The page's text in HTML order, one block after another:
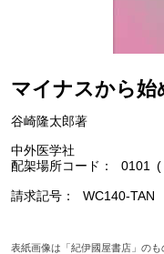
マイナスから始
谷崎隆太郎著
中外医学社
配架場所コード
0101
請求記号 WC140-TAN
表紙画像は「紀伊國屋書店」のも